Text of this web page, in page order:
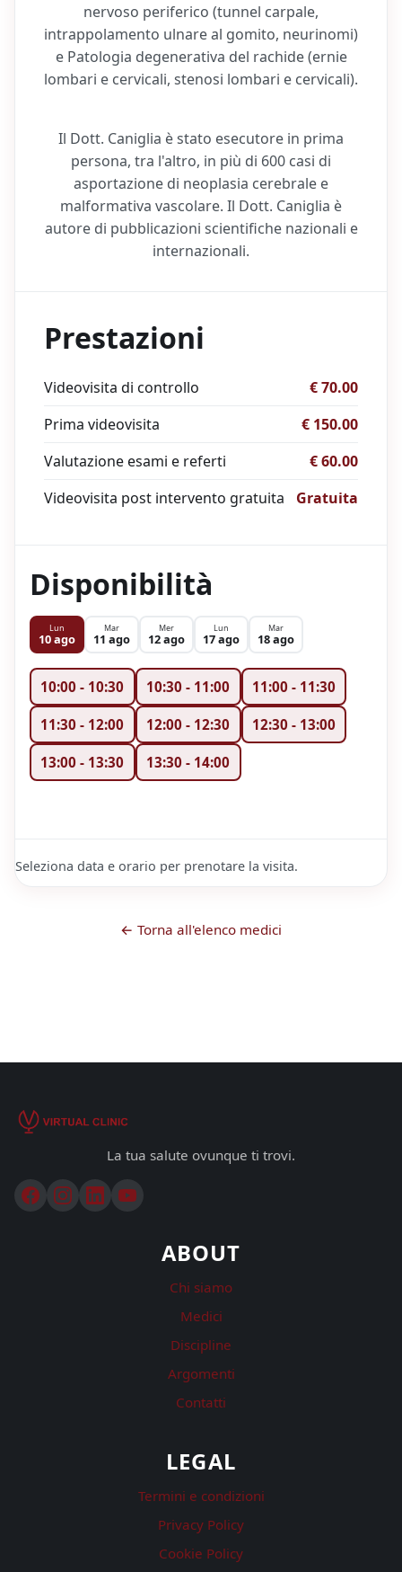
nervoso periferico (tunnel carpale,
intrappolamento ulnare al gomito, neurinomi)
e Patologia degenerativa del rachide (ernie
lombari e cervicali, stenosi lombari e cervicali).
Il Dott. Caniglia è stato esecutore in prima
persona, tra l'altro, in più di 600 casi di
asportazione di neoplasia cerebrale e
malformativa vascolare. Il Dott. Caniglia è
autore di pubblicazioni scientifiche nazionali e
internazionali.
Prestazioni
Videovisita di controllo
€ 70.00
Prima videovisita
€ 150.00
Valutazione esami e referti
€ 60.00
Videovisita post intervento gratuita
Gratuita
Disponibilità
Lun
10 ago
Mar
11 ago
Mer
12 ago
Lun
17 ago
Mar
18 ago
10:00 - 10:30 10:30 - 11:00 11:00 - 11:30
11:30 - 12:00 12:00 - 12:30 12:30 - 13:00
13:00 - 13:30 13:30 - 14:00
Seleziona data e orario per prenotare la visita.
← Torna all'elenco medici
La tua salute ovunque ti trovi.
ABOUT
Chi siamo
Medici
Discipline
Argomenti
Contatti
LEGAL
Termini e condizioni
Privacy Policy
Cookie Policy